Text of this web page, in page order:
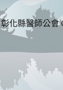
彰化縣醫師公